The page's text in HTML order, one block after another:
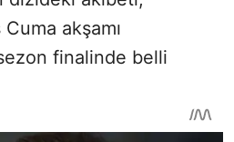
akşamı
finalinde belli